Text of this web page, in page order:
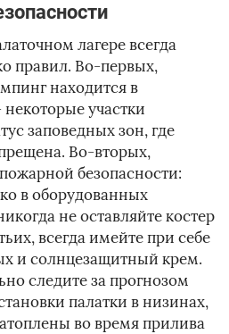
лагере всегда
правил. Во-первых,
находится в
участки
заповедных зон, где
Во-вторых,
безопасности:
в оборудованных
не оставляйте костер
всегда имейте при себе
и солнцезащитный крем.
следите за прогнозом
палатки в низинах,
во время прилива